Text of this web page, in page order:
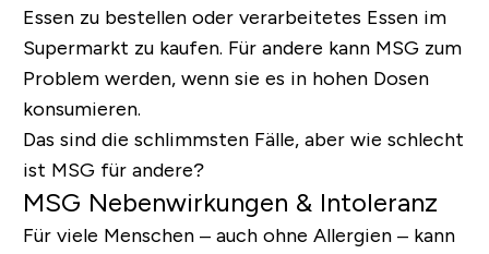
Essen zu bestellen oder verarbeitetes Essen im
Supermarkt zu kaufen. Für andere kann MSG zum
Problem werden, wenn sie es in hohen Dosen
konsumieren.
Das sind die schlimmsten Fälle, aber wie schlecht
ist MSG für andere?
MSG Nebenwirkungen & Intoleranz
Für viele Menschen – auch ohne Allergien – kann